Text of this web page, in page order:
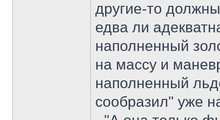
другие-то
едва ли
наполненный
на массу и
наполненный
сообразил" уже